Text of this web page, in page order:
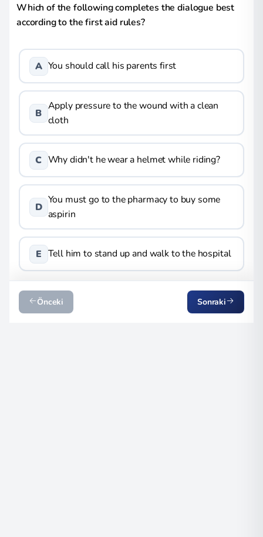
Which of the following completes the dialogue best
according to the first aid rules?
A You should call his parents first
B
Apply pressure to the wound with a clean
cloth
C Why didn't he wear a helmet while riding?
D
You must go to the pharmacy to buy some
aspirin
E Tell him to stand up and walk to the hospital
Önceki Sonraki